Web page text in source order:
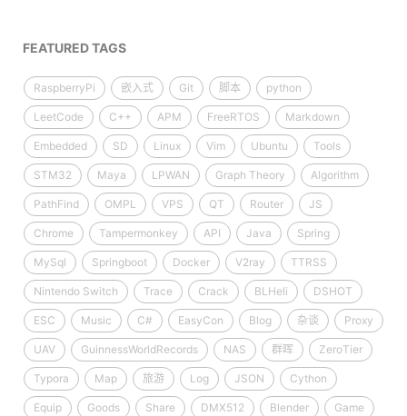
FEATURED TAGS
RaspberryPi 嵌入式 Git 脚本 python
LeetCode C++ APM FreeRTOS Markdown
Embedded SD Linux Vim Ubuntu Tools
STM32 Maya LPWAN Graph Theory Algorithm
PathFind OMPL VPS QT Router JS
Chrome Tampermonkey API Java Spring
MySql Springboot Docker V2ray TTRSS
Nintendo Switch Trace Crack BLHeli DSHOT
ESC Music C# EasyCon Blog 杂谈 Proxy
UAV GuinnessWorldRecords NAS 群晖 ZeroTier
Typora Map 旅游 Log JSON Cython
Equip Goods Share DMX512 Blender Game